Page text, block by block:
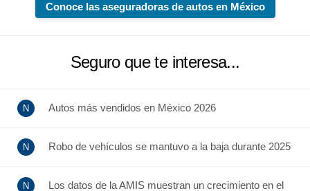
Conoce las aseguradoras de autos en México
Seguro que te interesa...
Autos más vendidos en México 2026
Robo de vehículos se mantuvo a la baja durante 2025
Los datos de la AMIS muestran un crecimiento en el